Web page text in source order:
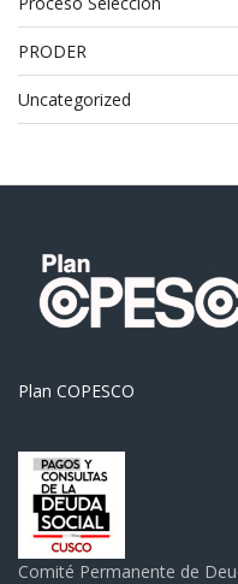
PRODER
Uncategorized
Plan COPESCO
Comité Permanente de